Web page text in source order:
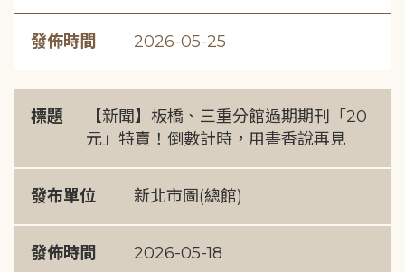
發佈時間 2026-05-25
標題
【新聞】板橋、三重分館過期期刊「20
元」特賣！倒數計時，用書香說再見
發布單位 新北市圖(總館)
發佈時間 2026-05-18